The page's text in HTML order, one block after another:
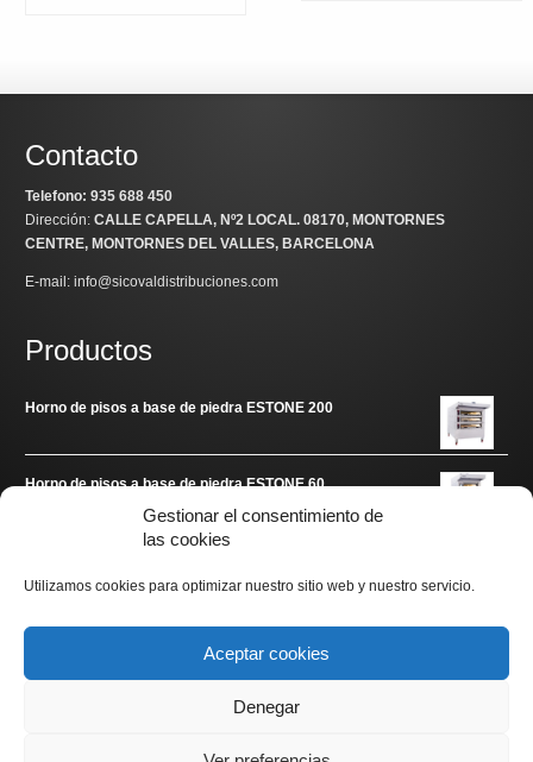
Gestionar el consentimiento de
las cookies
Utilizamos cookies para optimizar nuestro sitio web y nuestro servicio.
Aceptar cookies
Denegar
Contacto
Telefono: 935 688 450
Dirección:CALLE CAPELLA, Nº2 LOCAL. 08170, MONTORNES
CENTRE, MONTORNES DEL VALLES, BARCELONA
E-mail: info@sicovaldistribuciones.com
Productos
Horno de pisos a base de piedra ESTONE 200
Horno de pisos a base de piedra ESTONE 60
Enlaces de interés
www.arditec.es